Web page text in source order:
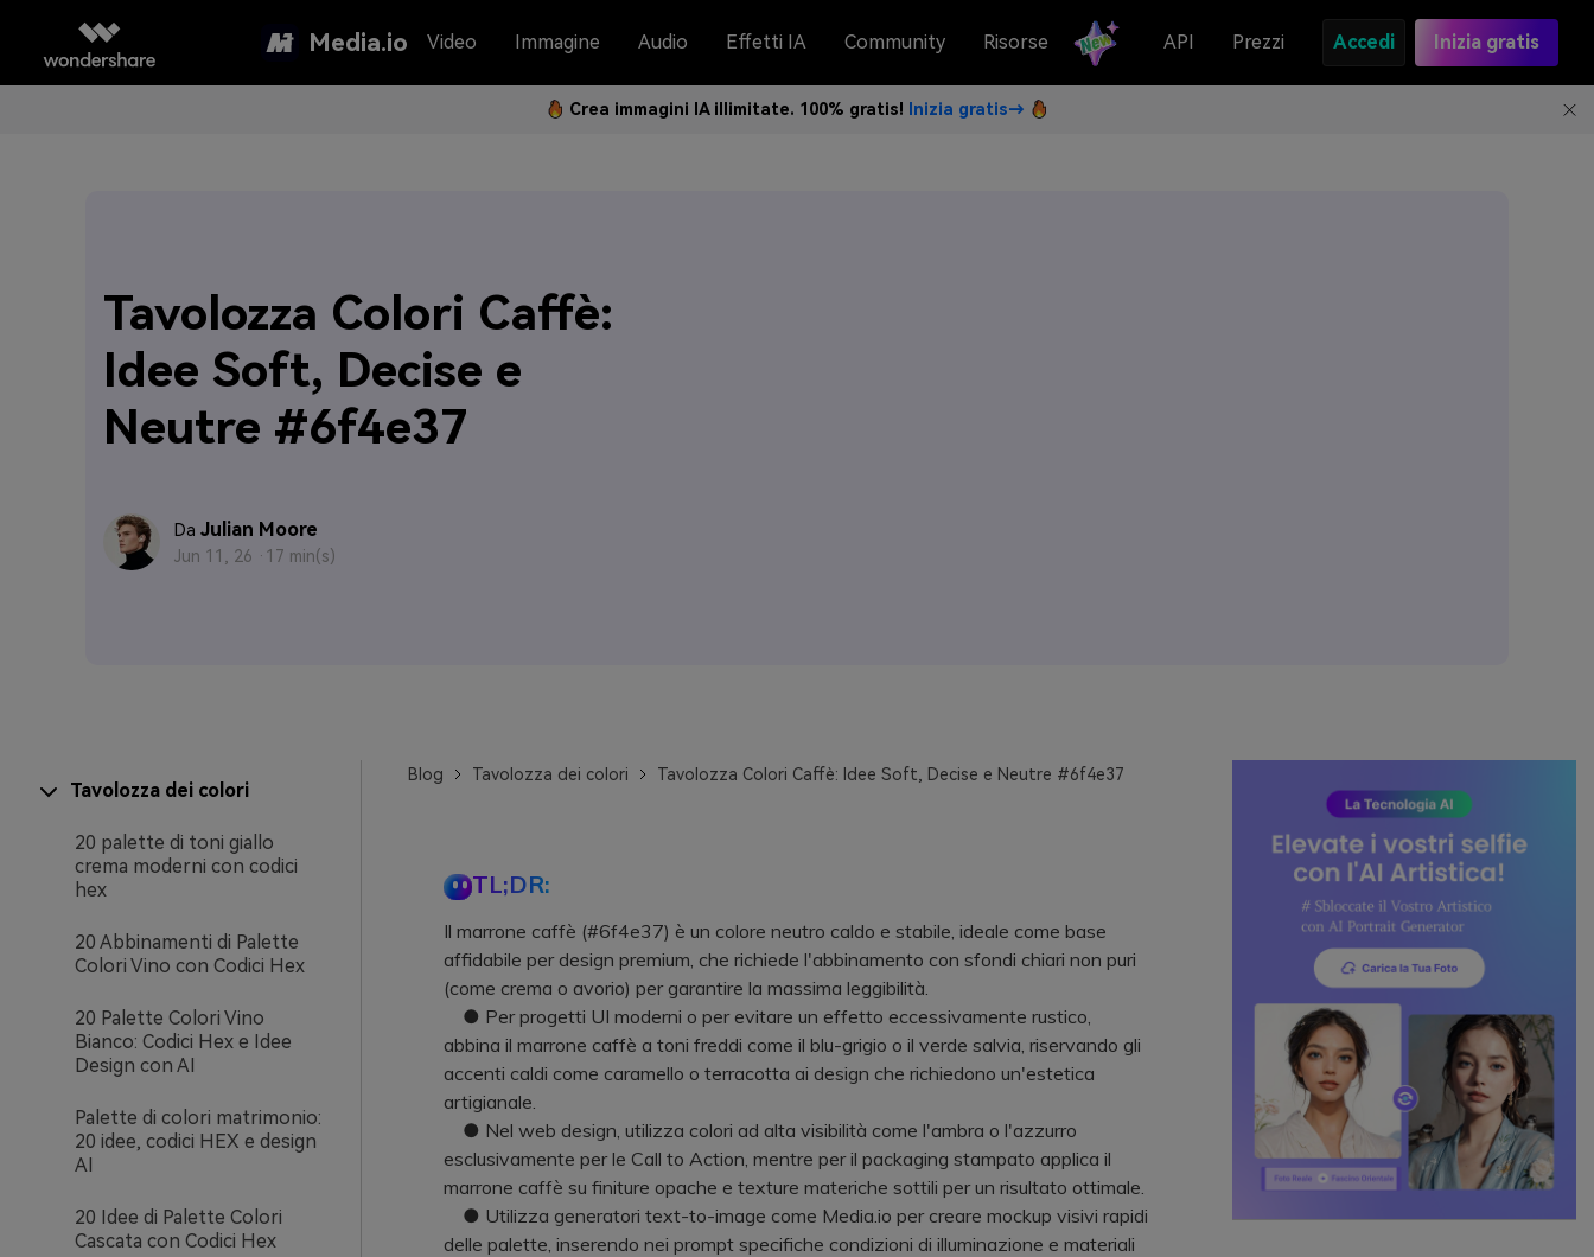
Media.io Video Immagine Audio Effetti IA Community Risorse API Prezzi Accedi Inizia gratis
Crea immagini IA illimitate. 100% gratis! Inizia gratis→
Tavolozza Colori Caffè:
Idee Soft, Decise e
Neutre #6f4e37
Da Julian Moore
Jun 11, 26 · 17 min(s)
Tavolozza dei colori
20 palette di toni giallo
crema moderni con codici
hex
20 Abbinamenti di Palette
Colori Vino con Codici Hex
20 Palette Colori Vino
Bianco: Codici Hex e Idee
Design con AI
Palette di colori matrimonio:
20 idee, codici HEX e design
AI
20 Idee di Palette Colori
Cascata con Codici Hex
Blog Tavolozza dei colori Tavolozza Colori Caffè: Idee Soft, Decise e Neutre #6f4e37
TL;DR:
Il marrone caffè (#6f4e37) è un colore neutro caldo e stabile, ideale come base
affidabile per design premium, che richiede l'abbinamento con sfondi chiari non puri
(come crema o avorio) per garantire la massima leggibilità.
● Per progetti UI moderni o per evitare un effetto eccessivamente rustico,
abbina il marrone caffè a toni freddi come il blu-grigio o il verde salvia, riservando gli
accenti caldi come caramello o terracotta ai design che richiedono un'estetica
artigianale.
● Nel web design, utilizza colori ad alta visibilità come l'ambra o l'azzurro
esclusivamente per le Call to Action, mentre per il packaging stampato applica il
marrone caffè su finiture opache e texture materiche sottili per un risultato ottimale.
● Utilizza generatori text-to-image come Media.io per creare mockup visivi rapidi
delle palette, inserendo nei prompt specifiche condizioni di illuminazione e materiali